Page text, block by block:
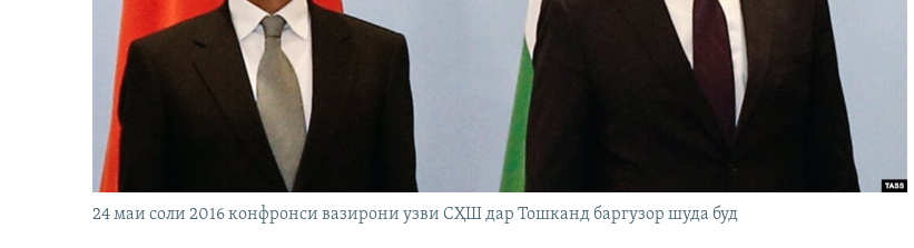
24 маи соли 2016 конфронси вазирони узви СҲШ дар Тошканд баргузор шуда буд